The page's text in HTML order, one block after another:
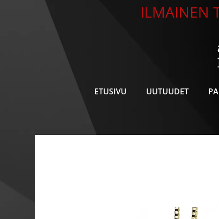
ILMAINEN
ETUSIVU UUTUUDET